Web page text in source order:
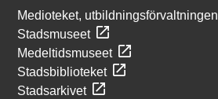
Medioteket, utbildningsförvaltningen
Stadsmuseet
Medeltidsmuseet
Stadsbiblioteket
Stadsarkivet